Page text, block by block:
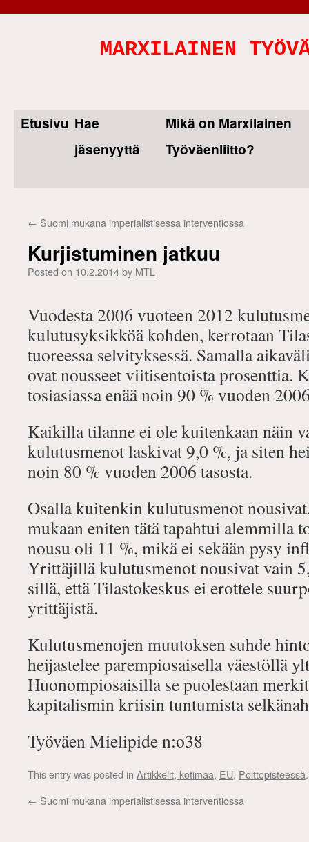
MARXILAINEN
Skip
Etusivu Hae
jäsenyyttä
Mikä on Marxilainen
Työväenliitto?
← Suomi mukana imperialistisessa interventiossa
Kurjistuminen jatkuu
Posted on 10.2.2014by MTL
Vuodesta 2006 vuoteen 2012
kulutusyksikköä kohden, kerrotaan
tuoreessa selvityksessä. Samalla
ovat nousseet viitisentoista prosenttia.
tosiasiassa enää noin 90 % vuoden
Kaikilla tilanne ei ole kuitenkaan näin
kulutusmenot laskivat 9,0 %, ja siten
noin 80 % vuoden 2006 tasosta.
Osalla kuitenkin kulutusmenot
mukaan eniten tätä tapahtui
nousu oli 11 %, mikä ei sekään pysy
Yrittäjillä kulutusmenot nousivat vain
sillä, että Tilastokeskus ei erottele
yrittäjistä.
Kulutusmenojen muutoksen suhde
heijastelee parempiosaisella väestöllä
Huonompiosaisilla se puolestaan
kapitalismin kriisin tuntumista
Työväen Mielipide n:o38
This entry was posted in Artikkelit, kotimaa, EU, Polttopisteessä
← Suomi mukana imperialistisessa interventiossa